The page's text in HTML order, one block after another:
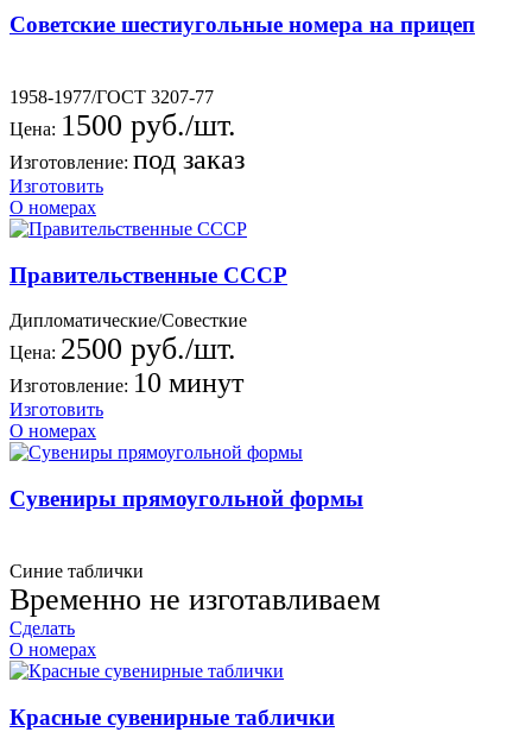
Советские шестиугольные номера на прицеп
1958-1977/ГОСТ 3207-77
Цена: 1500 руб./шт.
Изготовление: под заказ
Изготовить
О номерах
Правительственные СССР
Дипломатические/Совесткие
Цена: 2500 руб./шт.
Изготовление: 10 минут
Изготовить
О номерах
Сувениры прямоугольной формы
Синие таблички
Временно не изготавливаем
Сделать
О номерах
Красные сувенирные таблички